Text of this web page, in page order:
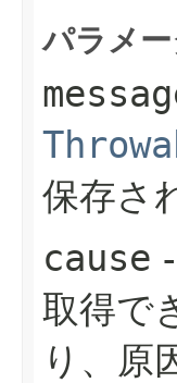
パラメ
保存さ
cause
取得で
り、原